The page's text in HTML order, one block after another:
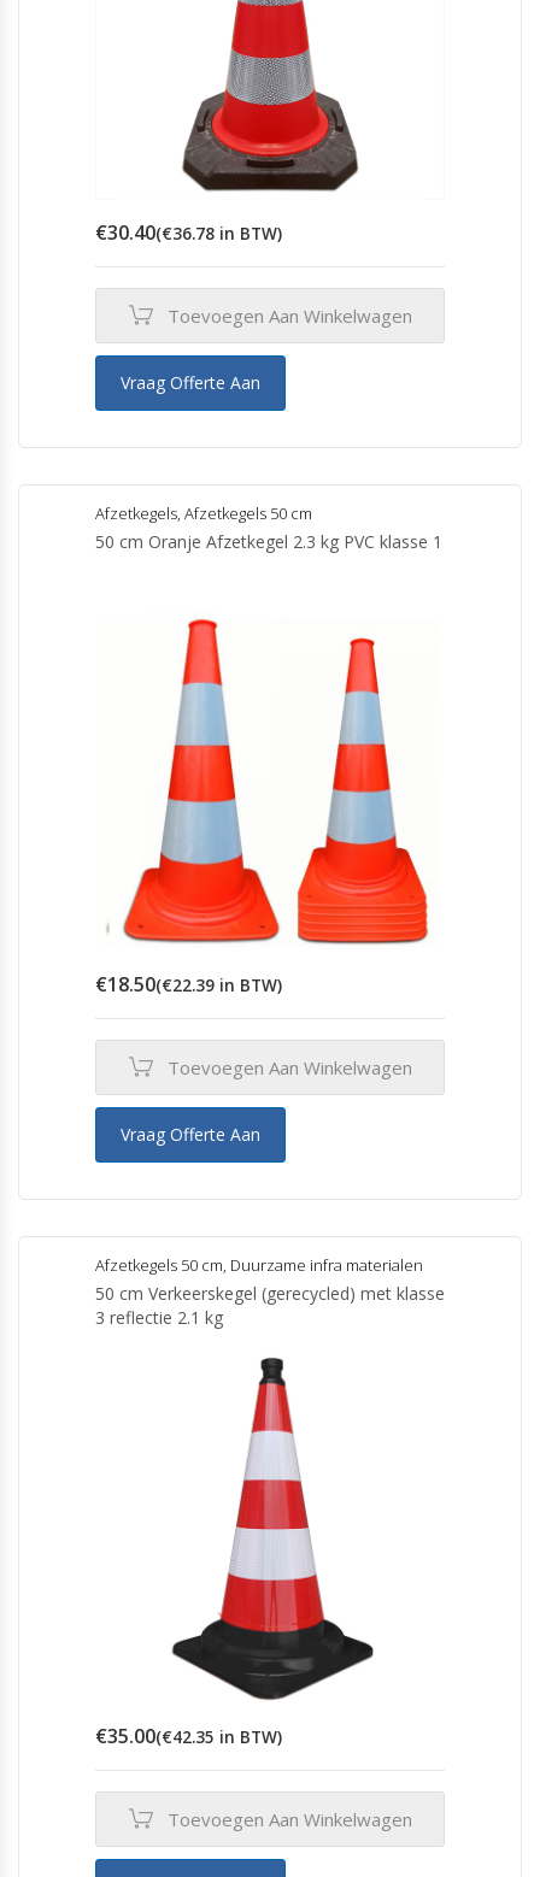
€30.40(€36.78 in BTW)
Toevoegen Aan Winkelwagen
Vraag Offerte Aan
Afzetkegels, Afzetkegels 50 cm
50 cm Oranje Afzetkegel 2.3 kg PVC klasse 1
€18.50(€22.39 in BTW)
Toevoegen Aan Winkelwagen
Vraag Offerte Aan
Afzetkegels 50 cm, Duurzame infra materialen
50 cm Verkeerskegel (gerecycled) met klasse
3 reflectie 2.1 kg
€35.00(€42.35 in BTW)
Toevoegen Aan Winkelwagen